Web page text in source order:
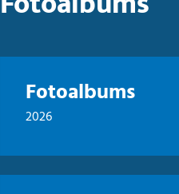
Fotoalbums
2026